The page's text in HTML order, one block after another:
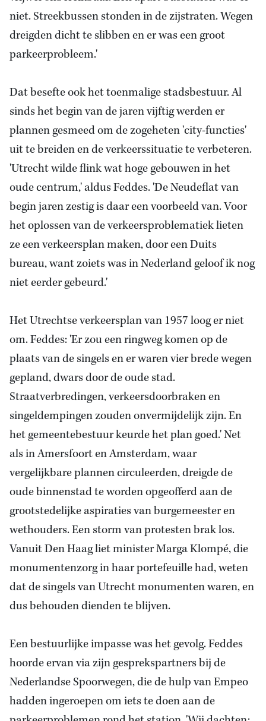
niet. Streekbussen stonden in de zijstraten. Wegen
dreigden dicht te slibben en er was een groot
parkeerprobleem.'
Dat besefte ook het toenmalige stadsbestuur. Al
sinds het begin van de jaren vijftig werden er
plannen gesmeed om de zogeheten 'city-functies'
uit te breiden en de verkeerssituatie te verbeteren.
'Utrecht wilde flink wat hoge gebouwen in het
oude centrum,' aldus Feddes. 'De Neudeflat van
begin jaren zestig is daar een voorbeeld van. Voor
het oplossen van de verkeersproblematiek lieten
ze een verkeersplan maken, door een Duits
bureau, want zoiets was in Nederland geloof ik nog
niet eerder gebeurd.'
Het Utrechtse verkeersplan van 1957 loog er niet
om. Feddes: 'Er zou een ringweg komen op de
plaats van de singels en er waren vier brede wegen
gepland, dwars door de oude stad.
Straatverbredingen, verkeersdoorbraken en
singeldempingen zouden onvermijdelijk zijn. En
het gemeentebestuur keurde het plan goed.' Net
als in Amersfoort en Amsterdam, waar
vergelijkbare plannen circuleerden, dreigde de
oude binnenstad te worden opgeofferd aan de
grootstedelijke aspiraties van burgemeester en
wethouders. Een storm van protesten brak los.
Vanuit Den Haag liet minister Marga Klompé, die
monumentenzorg in haar portefeuille had, weten
dat de singels van Utrecht monumenten waren, en
dus behouden dienden te blijven.
Een bestuurlijke impasse was het gevolg. Feddes
hoorde ervan via zijn gesprekspartners bij de
Nederlandse Spoorwegen, die de hulp van Empeo
hadden ingeroepen om iets te doen aan de